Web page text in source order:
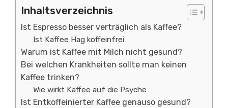
Inhaltsverzeichnis
Ist Espresso besser verträglich als Kaffee?
Ist Kaffee Hag koffeinfrei
Warum ist Kaffee mit Milch nicht gesund?
Bei welchen Krankheiten sollte man keinen
Kaffee trinken?
Wie wirkt Kaffee auf die Psyche
Ist Entkoffeinierter Kaffee genauso gesund?